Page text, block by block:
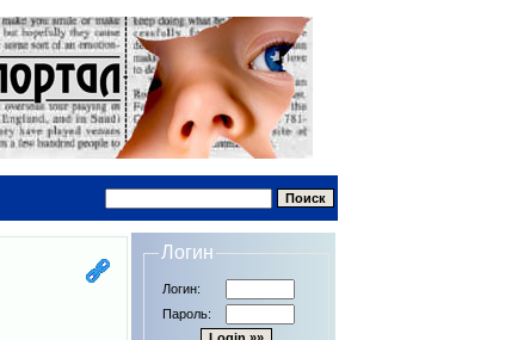
Логин
Логин:
Пароль: